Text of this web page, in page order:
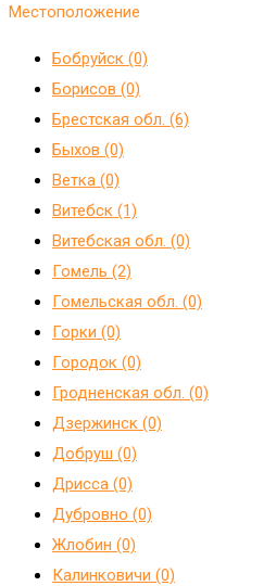
Местоположение
Бобруйск (0)
Борисов (0)
Брестская обл. (6)
Быхов (0)
Ветка (0)
Витебск (1)
Витебская обл. (0)
Гомель (2)
Гомельская обл. (0)
Горки (0)
Городок (0)
Гродненская обл. (0)
Дзержинск (0)
Добруш (0)
Дрисса (0)
Дубровно (0)
Жлобин (0)
Калинковичи (0)